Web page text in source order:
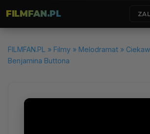
FILMFAN.PL
FILMFAN.PL » Filmy » Melodramat »
Benjamina Buttona